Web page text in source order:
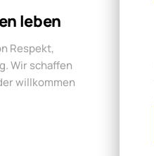
leben
Respekt,
Wir schaffen
willkommen